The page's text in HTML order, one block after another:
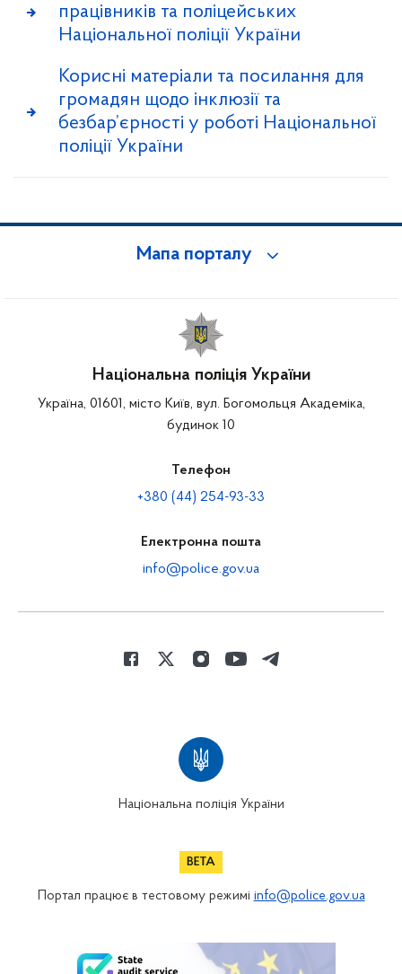
працівників та поліцейських
Національної поліції України
Корисні матеріали та посилання для
громадян щодо інклюзії та
безбар’єрності у роботі Національної
поліції України
Мапа порталу
Національна поліція України
Україна, 01601, місто Київ, вул. Богомольця Академіка,
будинок 10
Телефон
+380 (44) 254-93-33
Електронна пошта
info@police.gov.ua
Національна поліція України
Портал працює в тестовому режимі info@police.gov.ua